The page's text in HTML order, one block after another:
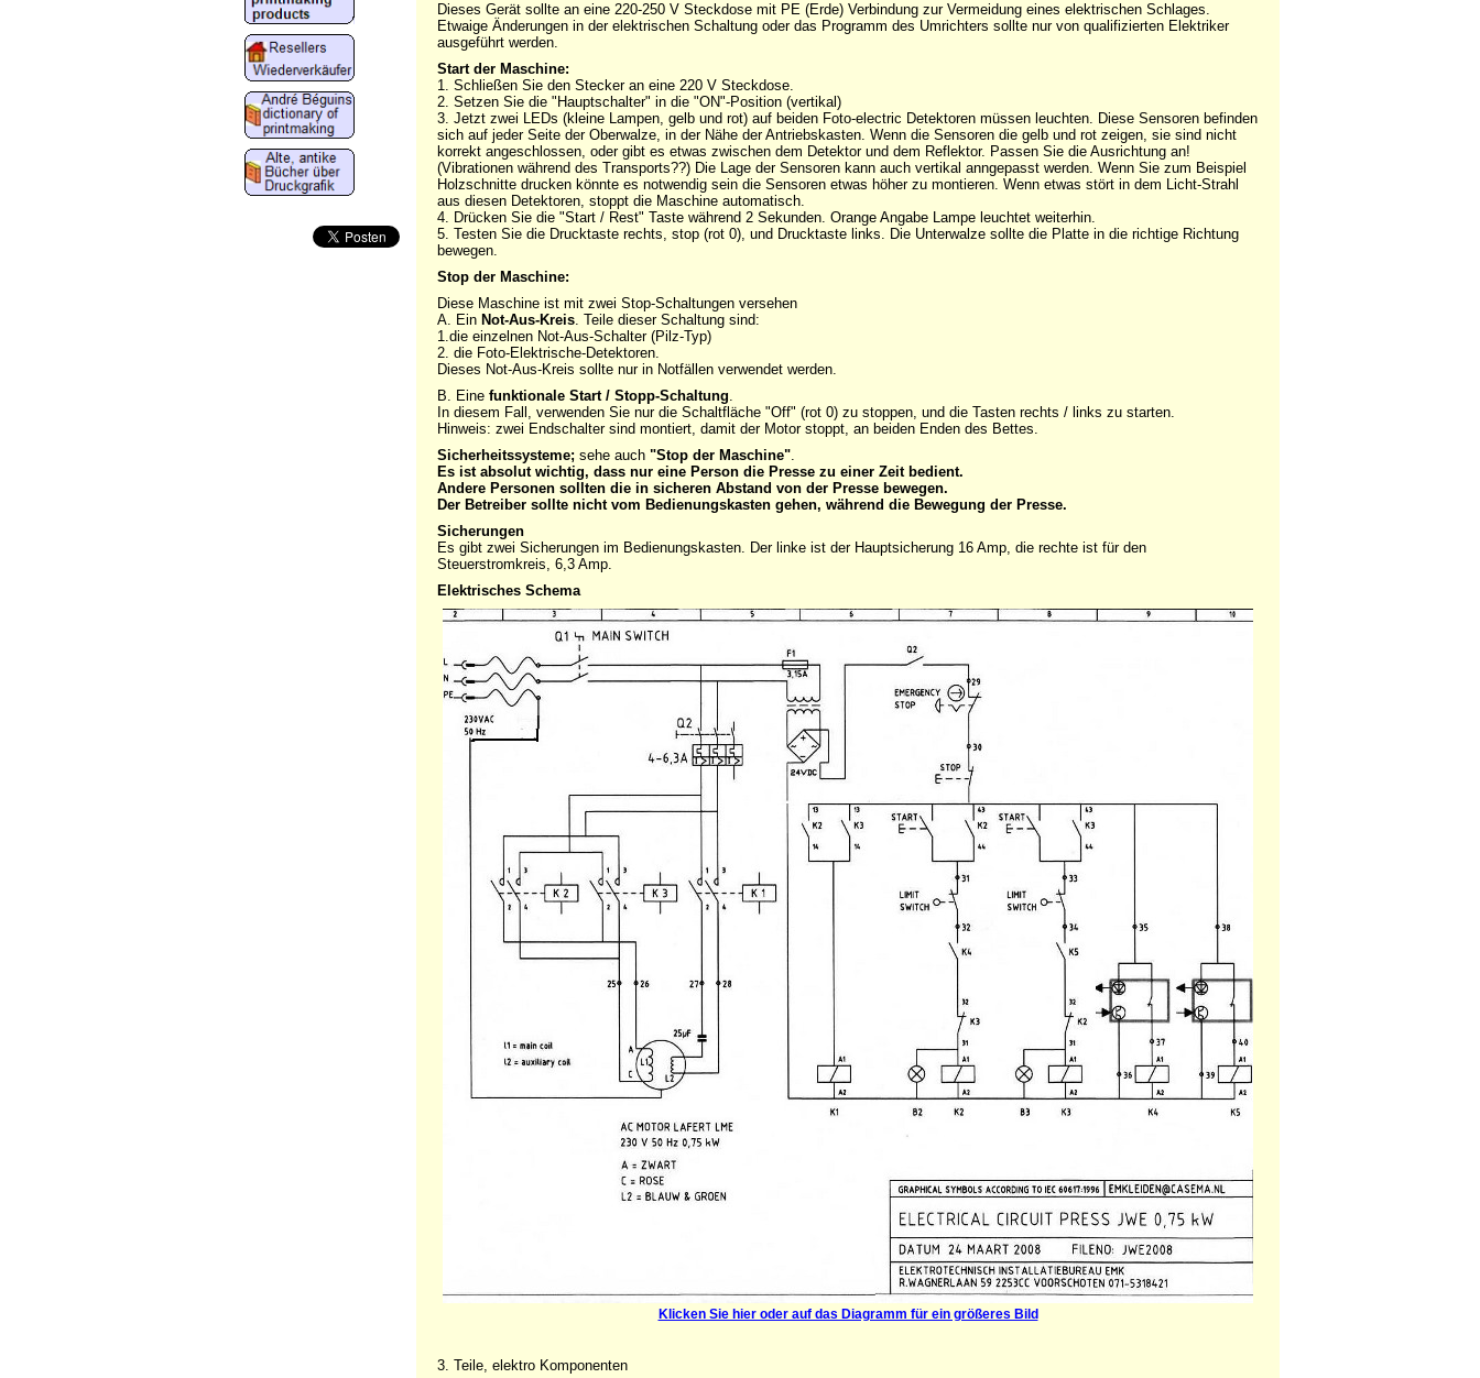
Dieses Gerät sollte an eine 220-250 V Steckdose mit PE (Erde) Verbindung zur Vermeidung eines elektrischen Schlages.
Etwaige Änderungen in der elektrischen Schaltung oder das Programm des Umrichters sollte nur von qualifizierten Elektriker
ausgeführt werden.
Start der Maschine:
1. Schließen Sie den Stecker an eine 220 V Steckdose.
2. Setzen Sie die "Hauptschalter" in die "ON"-Position (vertikal)
3. Jetzt zwei LEDs (kleine Lampen, gelb und rot) auf beiden Foto-electric Detektoren müssen leuchten. Diese Sensoren befinden
sich auf jeder Seite der Oberwalze, in der Nähe der Antriebskasten. Wenn die Sensoren die gelb und rot zeigen, sie sind nicht
korrekt angeschlossen, oder gibt es etwas zwischen dem Detektor und dem Reflektor. Passen Sie die Ausrichtung an!
(Vibrationen während des Transports??) Die Lage der Sensoren kann auch vertikal anngepasst werden. Wenn Sie zum Beispiel
Holzschnitte drucken könnte es notwendig sein die Sensoren etwas höher zu montieren. Wenn etwas stört in dem Licht-Strahl
aus diesen Detektoren, stoppt die Maschine automatisch.
4. Drücken Sie die "Start / Rest" Taste während 2 Sekunden. Orange Angabe Lampe leuchtet weiterhin.
5. Testen Sie die Drucktaste rechts, stop (rot 0), und Drucktaste links. Die Unterwalze sollte die Platte in die richtige Richtung
bewegen.
Stop der Maschine:
Diese Maschine ist mit zwei Stop-Schaltungen versehen
A. Ein Not-Aus-Kreis. Teile dieser Schaltung sind:
1.die einzelnen Not-Aus-Schalter (Pilz-Typ)
2. die Foto-Elektrische-Detektoren.
Dieses Not-Aus-Kreis sollte nur in Notfällen verwendet werden.
B. Eine funktionale Start / Stopp-Schaltung.
In diesem Fall, verwenden Sie nur die Schaltfläche "Off" (rot 0) zu stoppen, und die Tasten rechts / links zu starten.
Hinweis: zwei Endschalter sind montiert, damit der Motor stoppt, an beiden Enden des Bettes.
Sicherheitssysteme; sehe auch "Stop der Maschine".
Es ist absolut wichtig, dass nur eine Person die Presse zu einer Zeit bedient.
Andere Personen sollten die in sicheren Abstand von der Presse bewegen.
Der Betreiber sollte nicht vom Bedienungskasten gehen, während die Bewegung der Presse.
Sicherungen
Es gibt zwei Sicherungen im Bedienungskasten. Der linke ist der Hauptsicherung 16 Amp, die rechte ist für den
Steuerstromkreis, 6,3 Amp.
Elektrisches Schema
Klicken Sie hier oder auf das Diagramm für ein größeres Bild
3. Teile, elektro Komponenten